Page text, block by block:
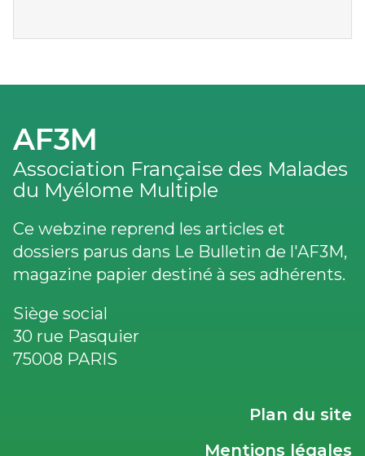
AF3M
Association Française des Malades
du Myélome Multiple
Ce webzine reprend les articles et
dossiers parus dans Le Bulletin de l'AF3M,
magazine papier destiné à ses adhérents.
Siège social
30 rue Pasquier
75008 PARIS
Plan du site
Mentions légales